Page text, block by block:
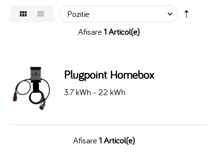
Afisare1 Articol(e)
Plugpoint Homebox
3.7 kWh - 22 kWh
Afisare1 Articol(e)